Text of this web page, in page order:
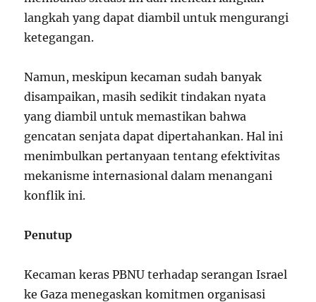
langkah yang dapat diambil untuk mengurangi
ketegangan.
Namun, meskipun kecaman sudah banyak
disampaikan, masih sedikit tindakan nyata
yang diambil untuk memastikan bahwa
gencatan senjata dapat dipertahankan. Hal ini
menimbulkan pertanyaan tentang efektivitas
mekanisme internasional dalam menangani
konflik ini.
Penutup
Kecaman keras PBNU terhadap serangan Israel
ke Gaza menegaskan komitmen organisasi